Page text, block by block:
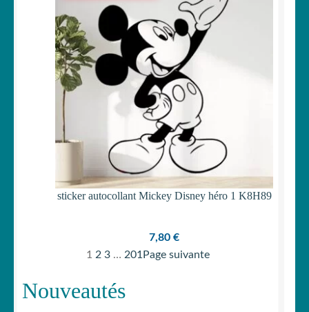
sticker autocollant Mickey Disney héro 1 K8H89
7,80 €
1 2 3 … 201 Page suivante
Nouveautés